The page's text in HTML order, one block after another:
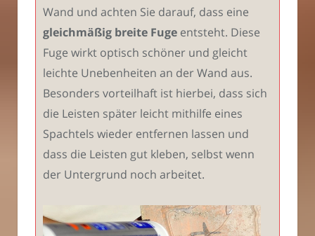
Wand und achten Sie darauf, dass eine
gleichmäßig breite Fuge entsteht. Diese
Fuge wirkt optisch schöner und gleicht
leichte Unebenheiten an der Wand aus.
Besonders vorteilhaft ist hierbei, dass sich
die Leisten später leicht mithilfe eines
Spachtels wieder entfernen lassen und
dass die Leisten gut kleben, selbst wenn
der Untergrund noch arbeitet.